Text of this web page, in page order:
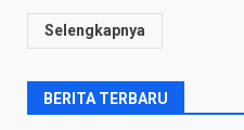
Selengkapnya
BERITA TERBARU